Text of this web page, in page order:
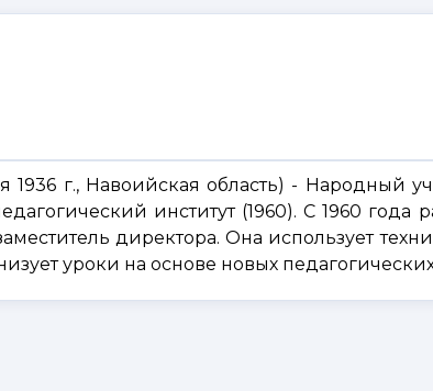
1936 г., Навоийская область) - Народный
институт (1960). С 1960 года
директора. Она использует
уроки на основе новых